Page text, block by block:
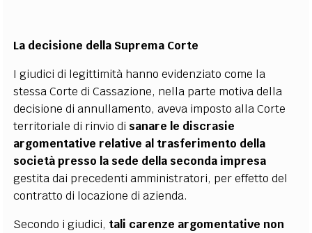
La decisione della Suprema Corte
I giudici di legittimità hanno evidenziato come la
stessa Corte di Cassazione, nella parte motiva della
decisione di annullamento, aveva imposto alla Corte
territoriale di rinvio di sanare le discrasie
argomentative relative al trasferimento della
società presso la sede della seconda impresa
gestita dai precedenti amministratori, per effetto del
contratto di locazione di azienda.
Secondo i giudici, tali carenze argomentative non